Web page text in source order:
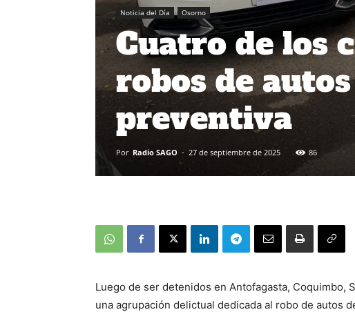
Noticia del Día Osorno
Cuatro de los
robos de
preventiva
Por Radio SAGO - 27 de septiembre de 2025 86
Luego de ser detenidos en Antofagasta, Coquimbo,
una agrupación delictual dedicada al robo de autos